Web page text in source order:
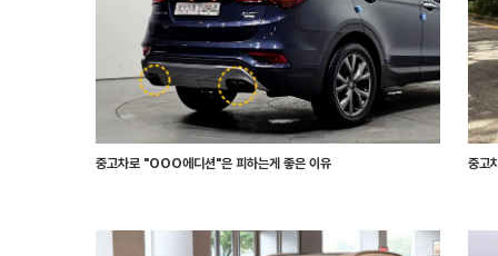
중고차로 "OOO에디션"은 피하는게 좋은 이유 중고